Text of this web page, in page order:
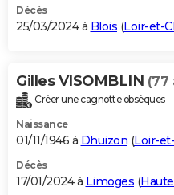
BONS PLANS
Carte de Noël
Carte Bonne année
Carte Saint-Valentin
Carte Pâques
Carte d'anniversaire
DICTIONNAIRE
Dictionnaire
Biographies
Citations
Expressions
Proverbes
PROGRAMME TV
S'inscrire
Se connecter
Lycées
Collèges
Primaires
Universités
Entreprises
Service militaire
Avis de recherche
AVIS DE DÉCÈS
Décès
25/03/2024 à Blois (Loir-et-
Gilles VISOMBLIN (77
Créer une cagnotte obsèques
Naissance
01/11/1946 à Dhuizon (Loir-
Décès
17/01/2024 à Limoges (